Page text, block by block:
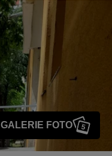
GALERIE FOTO 5